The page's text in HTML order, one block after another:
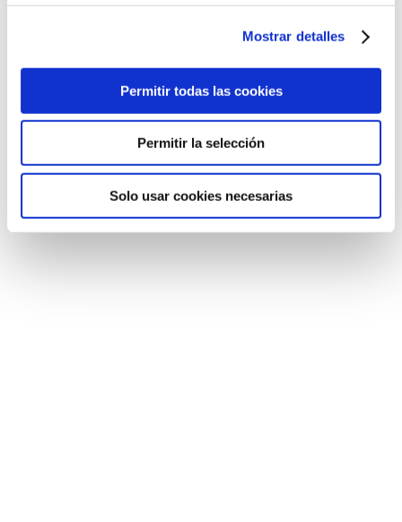
Mostrar detalles
Permitir todas las cookies
Permitir la selección
Solo usar cookies necesarias